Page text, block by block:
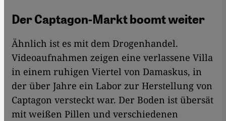
Der Captagon-Markt boomt weiter
Ähnlich ist es mit dem Drogenhandel.
Videoaufnahmen zeigen eine verlassene Villa
in einem ruhigen Viertel von Damaskus, in
der über Jahre ein Labor zur Herstellung von
Captagon versteckt war. Der Boden ist übersät
mit weißen Pillen und verschiedenen